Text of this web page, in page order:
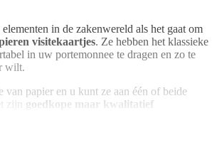
in de zakenwereld als het gaat om
visitekaartjes. Ze hebben het klassieke
in uw portemonnee te dragen en zo te
wilt.
papier en u kunt ze aan één of beide
zijn goedkope maar kwalitatief
Het papier is 300 gram en wordt geleverd
plastic doosje.